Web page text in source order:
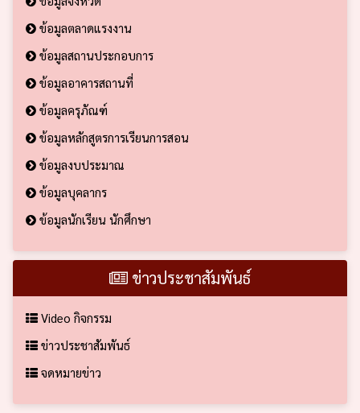
ข้อมูลตลาดแรงงาน
ข้อมูลสถานประกอบการ
ข้อมูลอาคารสถานที่
ข้อมูลครุภัณฑ์
ข้อมูลหลักสูตรการเรียนการสอน
ข้อมูลงบประมาณ
ข้อมูลบุคลากร
ข้อมูลนักเรียน นักศึกษา
ข่าวประชาสัมพันธ์
Video กิจกรรม
ข่าวประชาสัมพันธ์
จดหมายข่าว